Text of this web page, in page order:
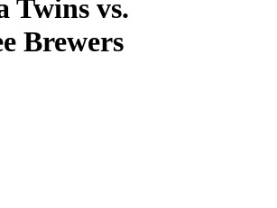
Twins vs.
Brewers